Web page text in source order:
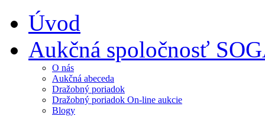
Úvod
Aukčná spoločnosť
O nás
Aukčná abeceda
Dražobný poriadok
Dražobný poriadok On-line aukcie
Blogy